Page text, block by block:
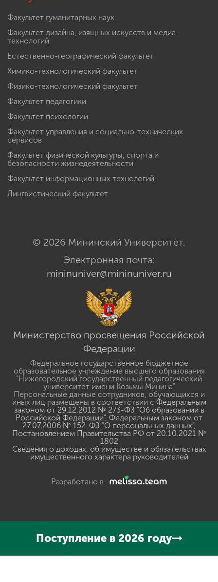
Факультет гуманитарных наук
Факультет дизайна, изящных искусств и медиа-
технологий
Естественно-географический факультет
Химико-технологический факультет
Физико-технологический факультет
Факультет педагогики
Факультет психологии
Факультет управления и социально-технических
сервисов
Факультет физической культуры, спорта и
безопасности жизнедеятельности
Факультет информационных технологий
Лингвистический факультет
© 2026 Мининский Университет.
Электронная почта:
mininuniver@mininuniver.ru
Министерство просвещения Российской
Федерации
Федеральное государственное бюджетное
образовательное учреждение высшего образования
"Нижегородский государственный педагогический
университет имени Козьмы Минина"
Персональные данные сотрудников, обучающихся и
иных лиц размещены в соответствии с Федеральным
законом от 29.12.2012 № 273-ФЗ "Об образовании в
Российской Федерации", Федеральным законом от
27.07.2006 № 152-ФЗ "О персональных данных",
Постановлением Правительства РФ от 20.10.2021 №
1802
Сведения о доходах, об имуществе и обязательствах
имущественного характера руководителей
Разработано в
Поступление в 2026 году